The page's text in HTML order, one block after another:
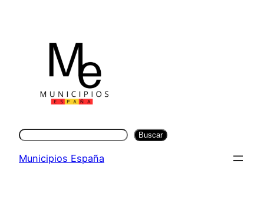
contenido
Buscar Buscar
Municipios España